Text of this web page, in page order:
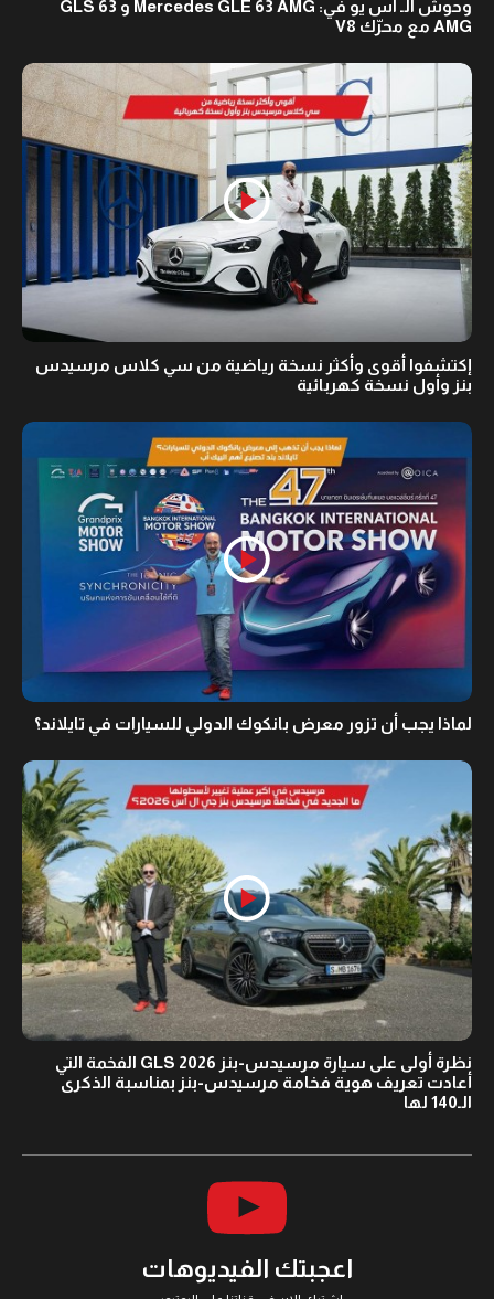
وحوش الـ اس يو في: Mercedes GLE 63 AMG و GLS 63
AMG مع محرّك V8
إكتشفوا أقوى وأكثر نسخة رياضية من سي كلاس مرسيدس
بنز وأول نسخة كهربائية
لماذا يجب أن تزور معرض بانكوك الدولي للسيارات في تايلاند؟
نظرة أولى على سيارة مرسيدس-بنز GLS 2026 الفخمة التي
أعادت تعريف هوية فخامة مرسيدس-بنز بمناسبة الذكرى
الـ140 لها
اعجبتك الفيديوهات